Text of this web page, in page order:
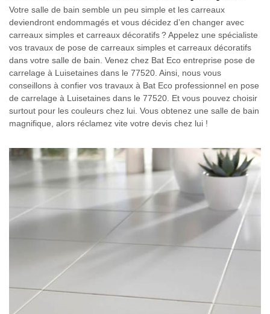
Votre salle de bain semble un peu simple et les carreaux
deviendront endommagés et vous décidez d’en changer avec
carreaux simples et carreaux décoratifs ? Appelez une spécialiste
vos travaux de pose de carreaux simples et carreaux décoratifs
dans votre salle de bain. Venez chez Bat Eco entreprise pose de
carrelage à Luisetaines dans le 77520. Ainsi, nous vous
conseillons à confier vos travaux à Bat Eco professionnel en pose
de carrelage à Luisetaines dans le 77520. Et vous pouvez choisir
surtout pour les couleurs chez lui. Vous obtenez une salle de bain
magnifique, alors réclamez vite votre devis chez lui !